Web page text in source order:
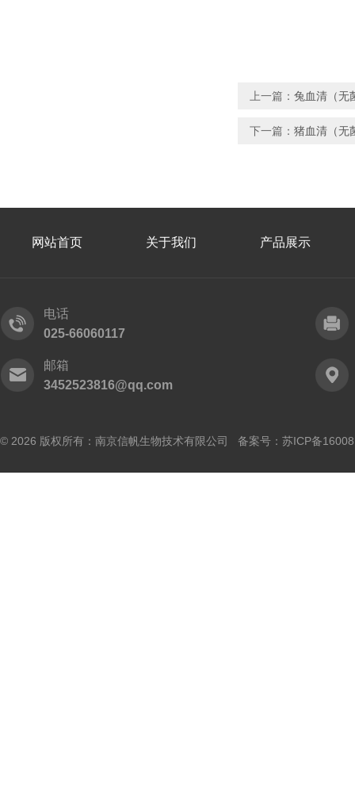
上一篇： 兔血清（无
下一篇： 猪血清（无
网站首页 关于我们 产品展示
电话
025-66060117
邮箱
3452523816@qq.com
© 2026 版权所有：南京信帆生物技术有限公司 备案号： 苏ICP备